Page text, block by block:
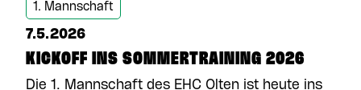
1. Mannschaft
7.5.2026
KICKOFF INS SOMMERTRAINING 2026
Die 1. Mannschaft des EHC Olten ist heute ins